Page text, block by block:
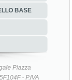
BASE
Piazza
- P.IVA